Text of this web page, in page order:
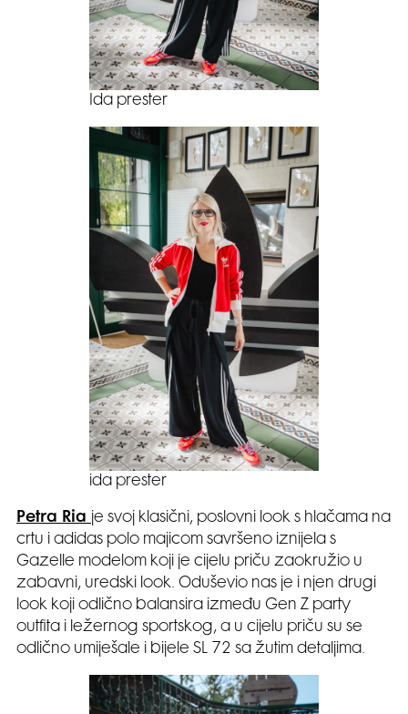
Ida prester
ida prester
Petra Ria je svoj klasični, poslovni look s hlačama na
crtu i adidas polo majicom savršeno iznijela s
Gazelle modelom koji je cijelu priču zaokružio u
zabavni, uredski look. Oduševio nas je i njen drugi
look koji odlično balansira između Gen Z party
outfita i ležernog sportskog, a u cijelu priču su se
odlično umiješale i bijele SL 72 sa žutim detaljima.